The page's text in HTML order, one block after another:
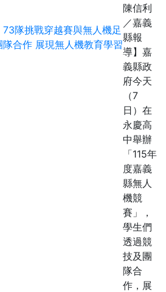
陳信利
／嘉義
縣報
導】嘉
義縣政
府今天
（7
日）在
永慶高
中舉辦
「115年
度嘉義
縣無人
機競
賽」，
學生們
透過競
技及團
隊合
作，展